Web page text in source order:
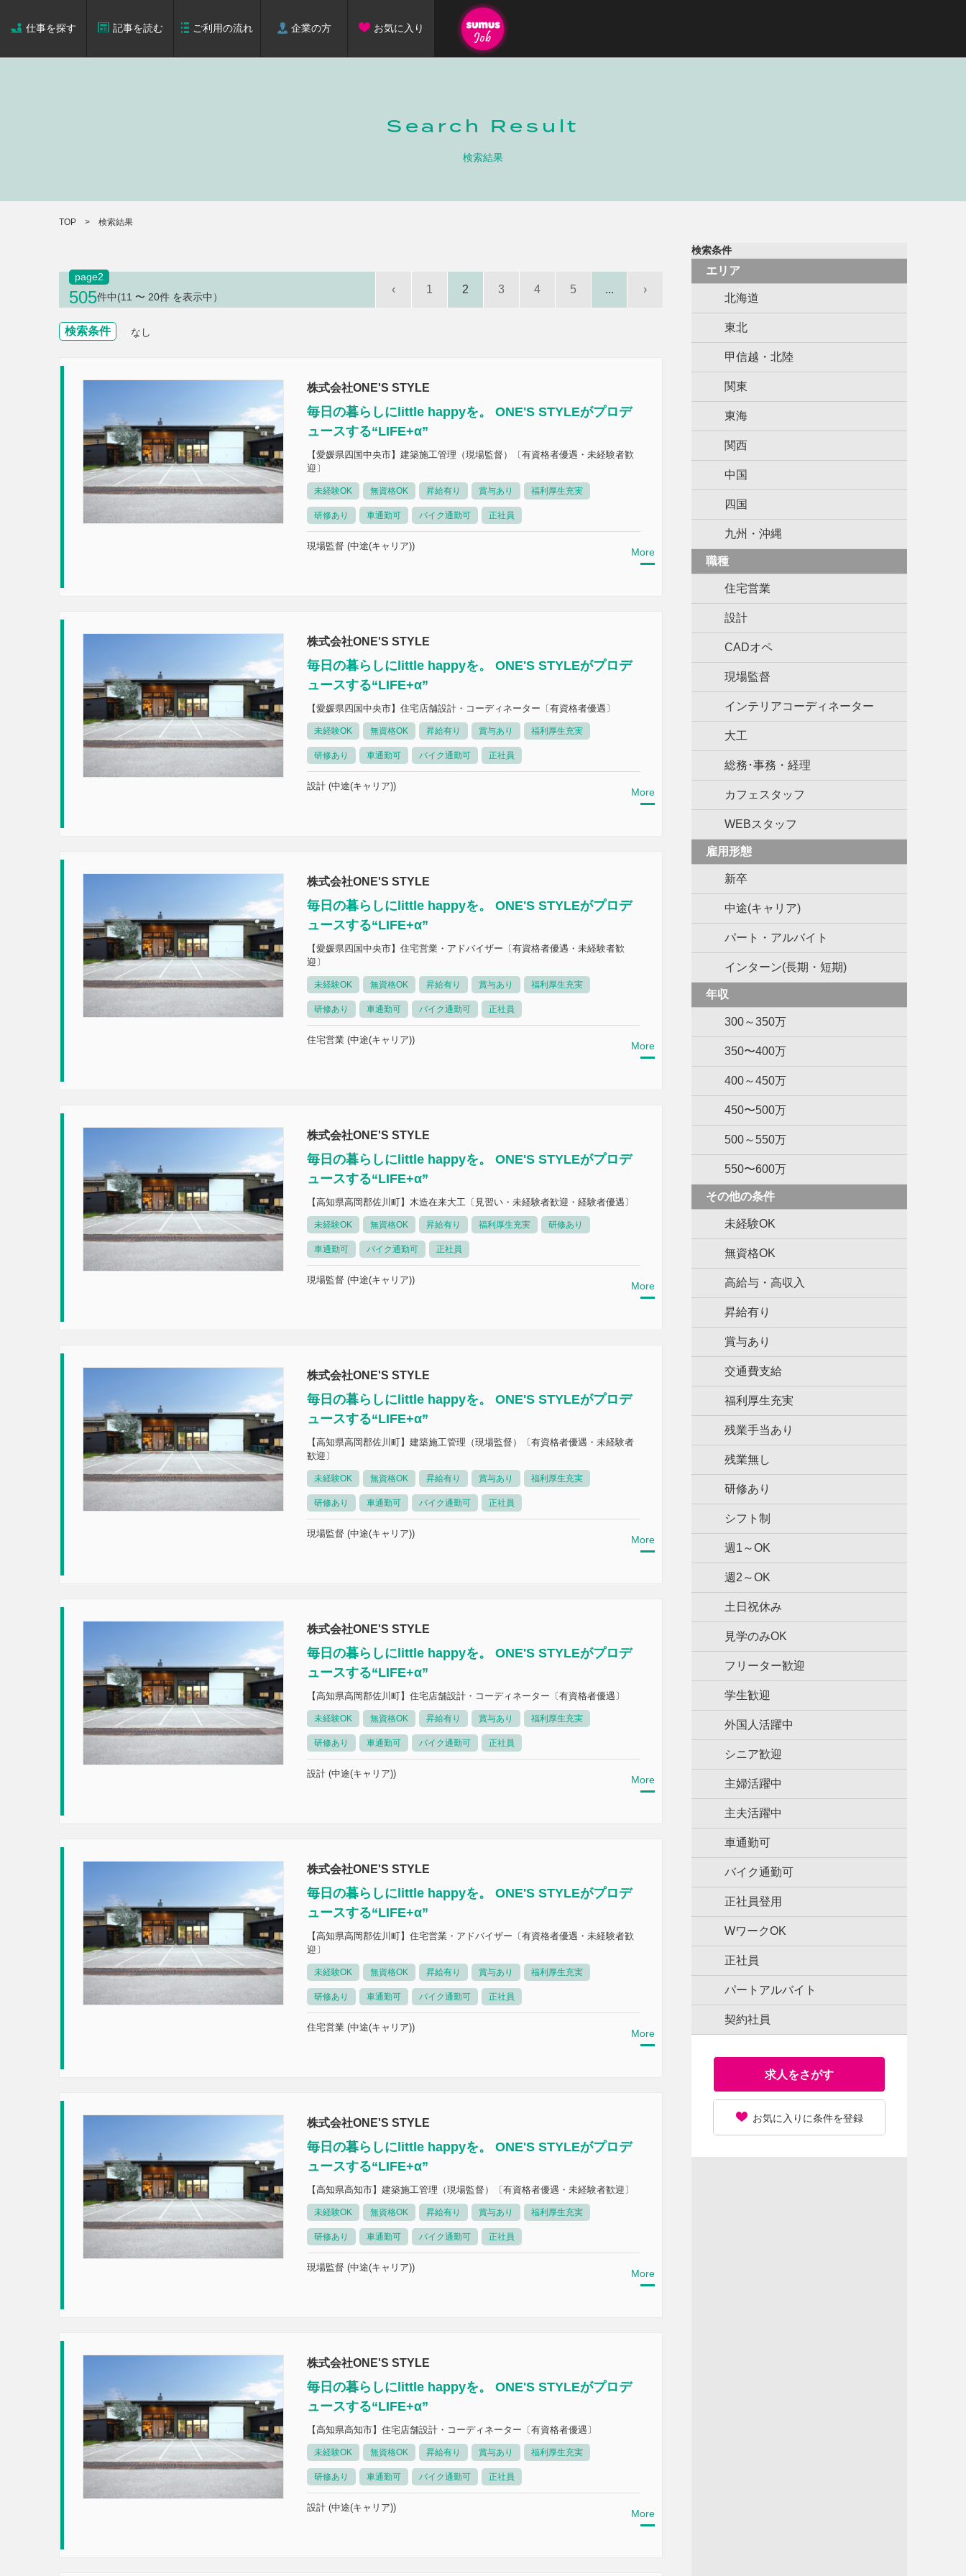
仕事を探す 記事を読む ご利用の流れ 企業の方 お気に入り
Search Result
検索結果
TOP 検索結果
page2
505件中(11 〜 20件 を表示中）
‹ 1 2 3 4 5 ... ›
検索条件 なし
株式会社ONE'S STYLE
毎日の暮らしにlittle happyを。 ONE'S STYLEがプロデ
ュースする“LIFE+α”
【愛媛県四国中央市】建築施工管理（現場監督）〔有資格者優遇・未経験者歓
迎〕
未経験OK 無資格OK 昇給有り 賞与あり 福利厚生充実
研修あり 車通勤可 バイク通勤可 正社員
現場監督 (中途(キャリア))
More
株式会社ONE'S STYLE
毎日の暮らしにlittle happyを。 ONE'S STYLEがプロデ
ュースする“LIFE+α”
【愛媛県四国中央市】住宅店舗設計・コーディネーター〔有資格者優遇〕
未経験OK 無資格OK 昇給有り 賞与あり 福利厚生充実
研修あり 車通勤可 バイク通勤可 正社員
設計 (中途(キャリア))
More
株式会社ONE'S STYLE
毎日の暮らしにlittle happyを。 ONE'S STYLEがプロデ
ュースする“LIFE+α”
【愛媛県四国中央市】住宅営業・アドバイザー〔有資格者優遇・未経験者歓
迎〕
未経験OK 無資格OK 昇給有り 賞与あり 福利厚生充実
研修あり 車通勤可 バイク通勤可 正社員
住宅営業 (中途(キャリア))
More
株式会社ONE'S STYLE
毎日の暮らしにlittle happyを。 ONE'S STYLEがプロデ
ュースする“LIFE+α”
【高知県高岡郡佐川町】木造在来大工〔見習い・未経験者歓迎・経験者優遇〕
未経験OK 無資格OK 昇給有り 福利厚生充実 研修あり
車通勤可 バイク通勤可 正社員
現場監督 (中途(キャリア))
More
株式会社ONE'S STYLE
毎日の暮らしにlittle happyを。 ONE'S STYLEがプロデ
ュースする“LIFE+α”
【高知県高岡郡佐川町】建築施工管理（現場監督）〔有資格者優遇・未経験者
歓迎〕
未経験OK 無資格OK 昇給有り 賞与あり 福利厚生充実
研修あり 車通勤可 バイク通勤可 正社員
現場監督 (中途(キャリア))
More
株式会社ONE'S STYLE
毎日の暮らしにlittle happyを。 ONE'S STYLEがプロデ
ュースする“LIFE+α”
【高知県高岡郡佐川町】住宅店舗設計・コーディネーター〔有資格者優遇〕
未経験OK 無資格OK 昇給有り 賞与あり 福利厚生充実
研修あり 車通勤可 バイク通勤可 正社員
設計 (中途(キャリア))
More
株式会社ONE'S STYLE
毎日の暮らしにlittle happyを。 ONE'S STYLEがプロデ
ュースする“LIFE+α”
【高知県高岡郡佐川町】住宅営業・アドバイザー〔有資格者優遇・未経験者歓
迎〕
未経験OK 無資格OK 昇給有り 賞与あり 福利厚生充実
研修あり 車通勤可 バイク通勤可 正社員
住宅営業 (中途(キャリア))
More
株式会社ONE'S STYLE
毎日の暮らしにlittle happyを。 ONE'S STYLEがプロデ
ュースする“LIFE+α”
【高知県高知市】建築施工管理（現場監督）〔有資格者優遇・未経験者歓迎〕
未経験OK 無資格OK 昇給有り 賞与あり 福利厚生充実
研修あり 車通勤可 バイク通勤可 正社員
現場監督 (中途(キャリア))
More
株式会社ONE'S STYLE
毎日の暮らしにlittle happyを。 ONE'S STYLEがプロデ
ュースする“LIFE+α”
【高知県高知市】住宅店舗設計・コーディネーター〔有資格者優遇〕
未経験OK 無資格OK 昇給有り 賞与あり 福利厚生充実
研修あり 車通勤可 バイク通勤可 正社員
設計 (中途(キャリア))
More
検索条件
エリア
北海道
東北
甲信越・北陸
関東
東海
関西
中国
四国
九州・沖縄
職種
住宅営業
設計
CADオペ
現場監督
インテリアコーディネーター
大工
総務･事務・経理
カフェスタッフ
WEBスタッフ
雇用形態
新卒
中途(キャリア)
パート・アルバイト
インターン(長期・短期)
年収
300～350万
350〜400万
400～450万
450〜500万
500～550万
550〜600万
その他の条件
未経験OK
無資格OK
高給与・高収入
昇給有り
賞与あり
交通費支給
福利厚生充実
残業手当あり
残業無し
研修あり
シフト制
週1～OK
週2～OK
土日祝休み
見学のみOK
フリーター歓迎
学生歓迎
外国人活躍中
シニア歓迎
主婦活躍中
主夫活躍中
車通勤可
バイク通勤可
正社員登用
WワークOK
正社員
パートアルバイト
契約社員
求人をさがす
お気に入りに条件を登録